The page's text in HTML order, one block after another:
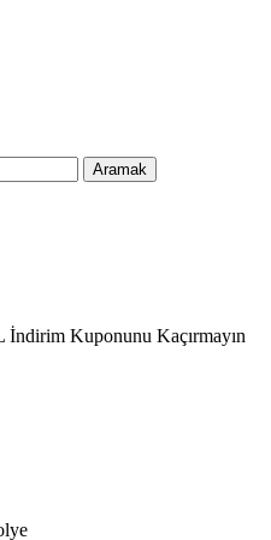
Aramak
Kuponunu Kaçırmayın